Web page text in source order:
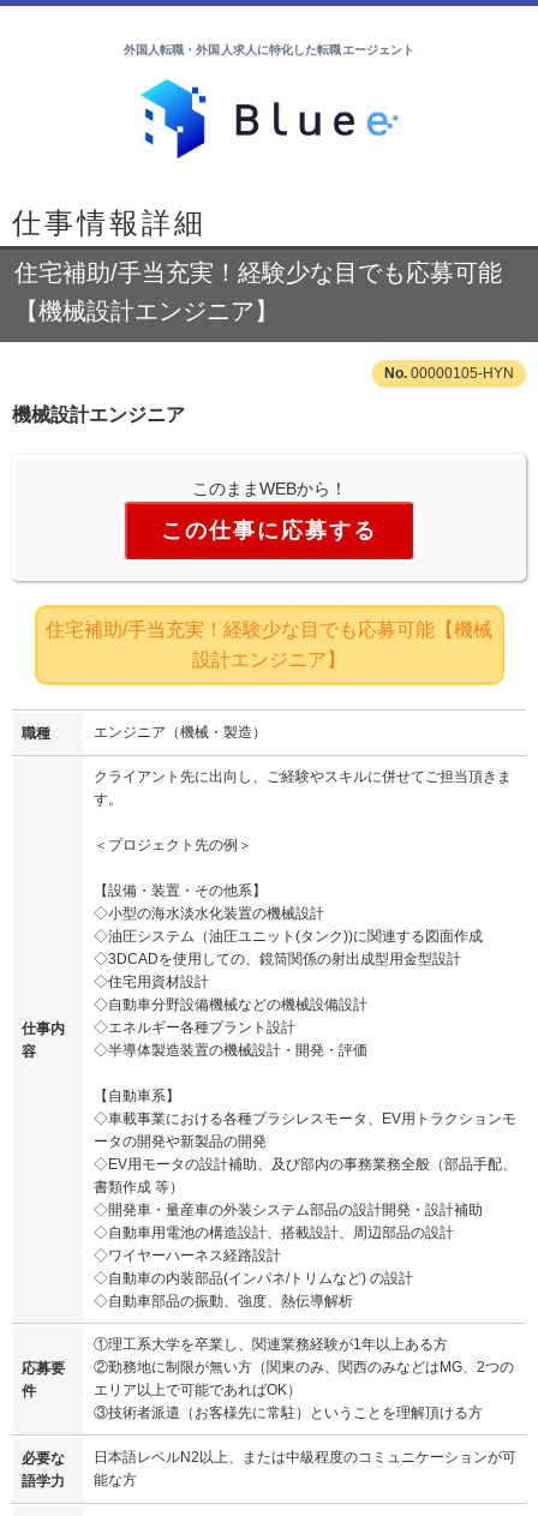
外国人転職・外国人求人に特化した転職エージェント
仕事情報詳細
住宅補助/手当充実！経験少な目でも応募可能
【機械設計エンジニア】
00000105-HYN
機械設計エンジニア
このままWEBから！
この仕事に応募する
住宅補助/手当充実！経験少な目でも応募可能【機械
設計エンジニア】
職種 エンジニア（機械・製造）
仕事内
容
クライアント先に出向し、ご経験やスキルに併せてご担当頂きま
す。
＜プロジェクト先の例＞
【設備・装置・その他系】
◇小型の海水淡水化装置の機械設計
◇油圧システム（油圧ユニット(タンク))に関連する図面作成
◇3DCADを使用しての、鏡筒関係の射出成型用金型設計
◇住宅用資材設計
◇自動車分野設備機械などの機械設備設計
◇エネルギー各種プラント設計
◇半導体製造装置の機械設計・開発・評価
【自動車系】
◇車載事業における各種ブラシレスモータ、EV用トラクションモ
ータの開発や新製品の開発
◇EV用モータの設計補助、及び部内の事務業務全般（部品手配、
書類作成 等）
◇開発車・量産車の外装システム部品の設計開発・設計補助
◇自動車用電池の構造設計、搭載設計、周辺部品の設計
◇ワイヤーハーネス経路設計
◇自動車の内装部品(インパネ/トリムなど) の設計
◇自動車部品の振動、強度、熱伝導解析
応募要
件
①理工系大学を卒業し、関連業務経験が1年以上ある方
②勤務地に制限が無い方（関東のみ、関西のみなどはMG、2つの
エリア以上で可能であればOK）
③技術者派遣（お客様先に常駐）ということを理解頂ける方
必要な
語学力
日本語レベルN2以上、または中級程度のコミュニケーションが可
能な方